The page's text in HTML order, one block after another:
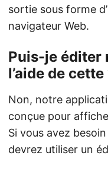
sortie sous forme
navigateur Web.
Puis-je éditer
l’aide de
Non, notre
conçue pour
Si vous avez
devrez utiliser un